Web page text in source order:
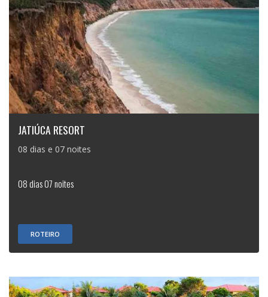
JATIÚCA RESORT
08 dias e 07 noites
08 dias 07 noites
ROTEIRO